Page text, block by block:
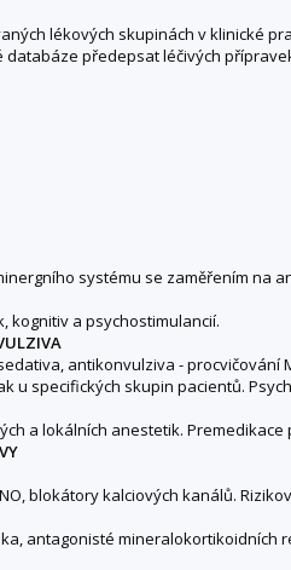
lékových skupinách v klinické
předepsat léčivých
systému se zaměřením na
kognitiv a psychostimulancií.
antikonvulziva -
u specifických skupin pacientů.
a lokálních anestetik.
blokátory kalciových kanálů.
antagonisté